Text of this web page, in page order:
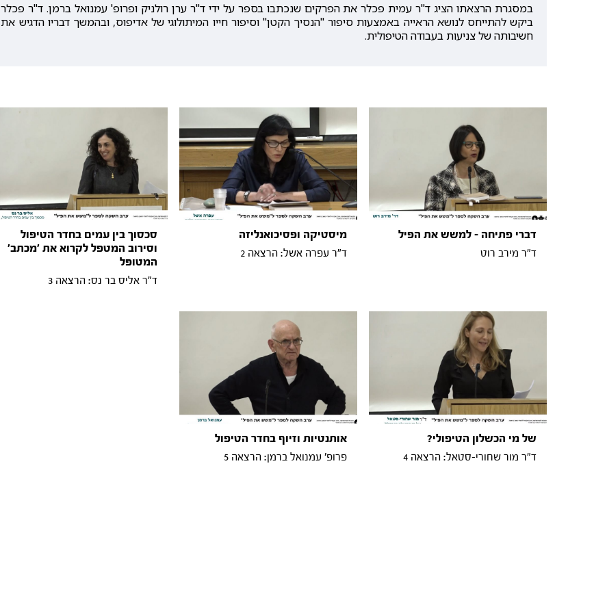
במסגרת הרצאתו הציג ד"ר עמית פכלר את הפרקים שנכתבו בספר על ידי ד"ר ערן רולניק ופרופ' עמנואל ברמן. ד"ר פכלר
ביקש להתייחס לנושא הראייה באמצעות סיפור "הנסיך הקטן" וסיפור חייו המיתולוגי של אדיפוס, ובהמשך דבריו הדגיש את
חשיבותה של צניעות בעבודה הטיפולית.
דברי פתיחה - למשש את הפיל
ד"ר מירב רוט
מיסטיקה ופסיכואנליזה
ד"ר עפרה אשל: הרצאה 2
סכסוך בין עמים בחדר הטיפול
וסירוב המטפל לקרוא את 'מכתב'
המטופל
ד"ר אליס בר נס: הרצאה 3
של מי הכשלון הטיפולי?
ד"ר מור שחורי-סטאל: הרצאה 4
אותנטיות וזיוף בחדר הטיפול
פרופ' עמנואל ברמן: הרצאה 5